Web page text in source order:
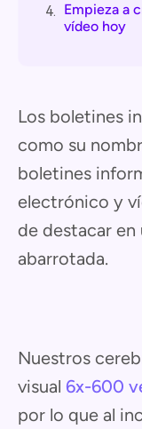
4. Empieza a
vídeo hoy
Los boletines
como su
boletines
electrónico y
de destacar en
abarrotada.
Nuestros
visual 6x-600
por lo que al